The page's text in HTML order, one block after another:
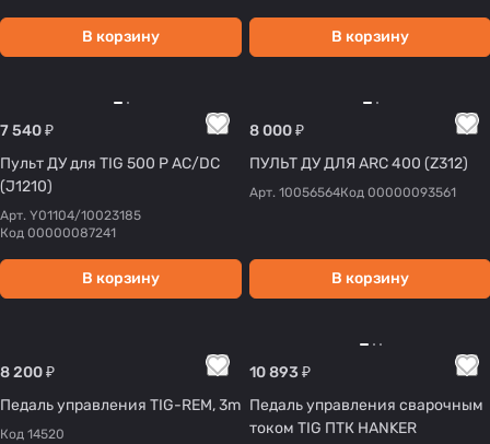
В корзину В корзину
7 540 ₽
Пульт ДУ для TIG 500 P AC/DC
(J1210)
Арт. Y01104/10023185
Код 00000087241
В корзину
8 000 ₽
ПУЛЬТ ДУ ДЛЯ ARC 400 (Z312)
Арт. 10056564Код 00000093561
В корзину
8 200 ₽
Педаль управления TIG-REM, 3m
Код 14520
10 893 ₽
Педаль управления сварочным
током TIG ПТК HANKER